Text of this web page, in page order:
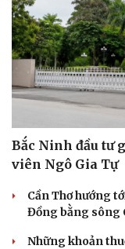
Bắc Ninh đầu tư
viên Ngô Gia Tự
Cần Thơ hướng
Đồng bằng sông
Những khoản